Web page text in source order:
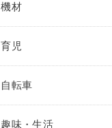
機材
育児
自転車
趣味・生活